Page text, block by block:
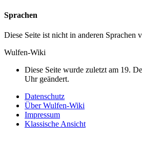
Sprachen
Diese Seite ist nicht in anderen Sprachen
Wulfen-Wiki
Diese Seite wurde zuletzt am 19.
Uhr geändert.
Datenschutz
Über Wulfen-Wiki
Impressum
Klassische Ansicht